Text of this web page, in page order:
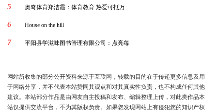
5 奥奇体育郑洁霞：体育教育 热爱可抵万
6 House on the hill
7 平阳县学滋味图书管理有限公司：点亮每
网站所收集的部分公开资料来源于互联网，转载的目的在于传递更多信息及用
于网络分享，并不代表本站赞同其观点和对其真实性负责，也不构成任何其他
建议。本站部分作品是由网友自主投稿和发布、编辑整理上传，对此类作品本
站仅提供交流平台，不为其版权负责。如果您发现网站上有侵犯您的知识产权